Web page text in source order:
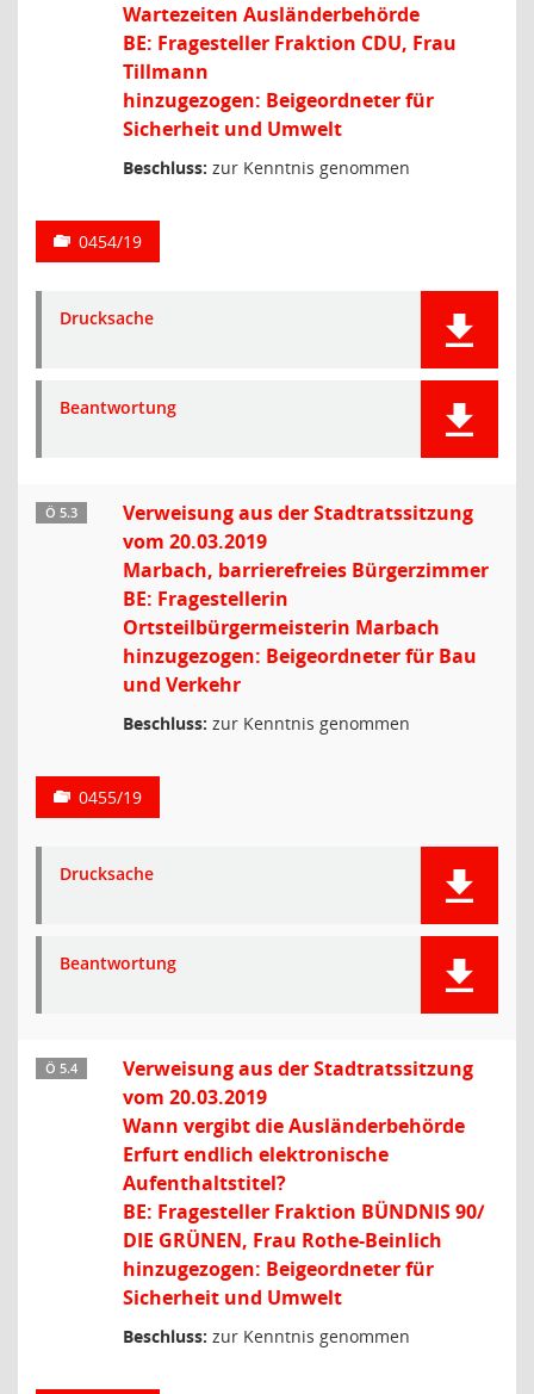
Wartezeiten Ausländerbehörde
BE: Fragesteller Fraktion CDU, Frau
Tillmann
hinzugezogen: Beigeordneter für
Sicherheit und Umwelt
Beschluss: zur Kenntnis genommen
0454/19
Drucksache
Beantwortung
Ö 5.3
Verweisung aus der Stadtratssitzung
vom 20.03.2019
Marbach, barrierefreies Bürgerzimmer
BE: Fragestellerin
Ortsteilbürgermeisterin Marbach
hinzugezogen: Beigeordneter für Bau
und Verkehr
Beschluss: zur Kenntnis genommen
0455/19
Drucksache
Beantwortung
Ö 5.4
Verweisung aus der Stadtratssitzung
vom 20.03.2019
Wann vergibt die Ausländerbehörde
Erfurt endlich elektronische
Aufenthaltstitel?
BE: Fragesteller Fraktion BÜNDNIS 90/
DIE GRÜNEN, Frau Rothe-Beinlich
hinzugezogen: Beigeordneter für
Sicherheit und Umwelt
Beschluss: zur Kenntnis genommen